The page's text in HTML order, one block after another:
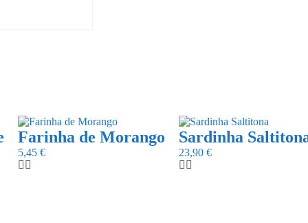
Farinha de Morango
5,45 €
Sardinha
23,90 €